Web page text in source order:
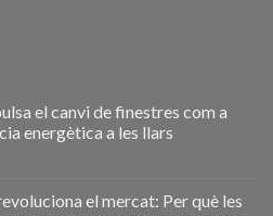
el canvi de finestres com a
energètica a les llars
el mercat: Per què les